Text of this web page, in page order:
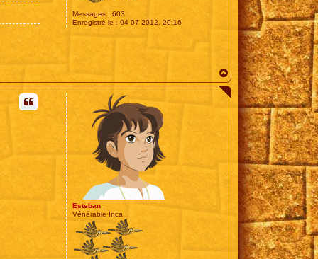
Messages : 603
Enregistré le : 04 07 2012, 20:16
a
u
Esteban_
Vénérable Inca